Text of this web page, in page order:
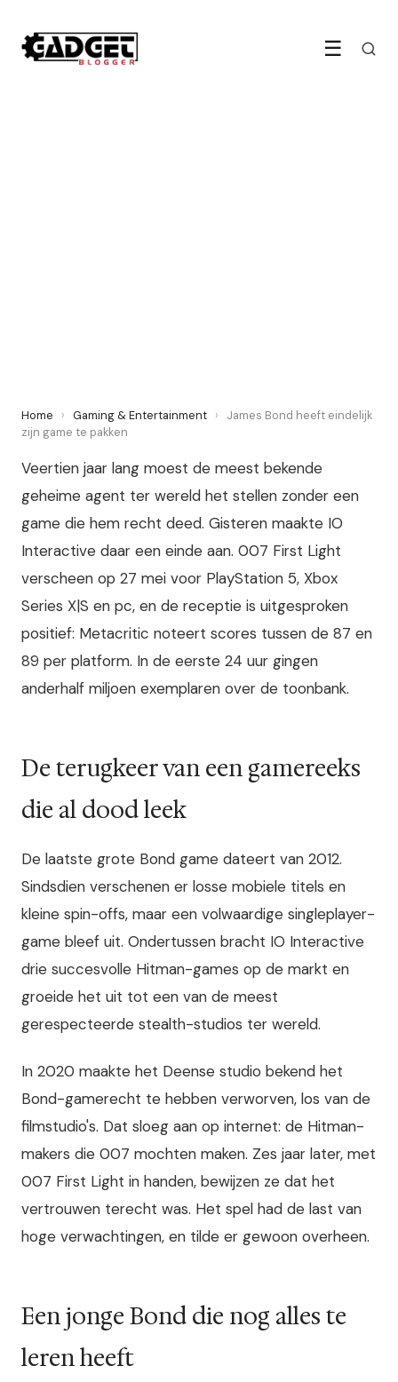
☰
Home › Gaming & Entertainment ›
James Bond heeft eindelijk
zijn game te pakken
Veertien jaar lang moest de meest bekende
geheime agent ter wereld het stellen zonder een
game die hem recht deed. Gisteren maakte IO
Interactive daar een einde aan. 007 First Light
verscheen op 27 mei voor PlayStation 5, Xbox
Series X|S en pc, en de receptie is uitgesproken
positief: Metacritic noteert scores tussen de 87 en
89 per platform. In de eerste 24 uur gingen
anderhalf miljoen exemplaren over de toonbank.
De terugkeer van een gamereeks
die al dood leek
De laatste grote Bond game dateert van 2012.
Sindsdien verschenen er losse mobiele titels en
kleine spin-offs, maar een volwaardige singleplayer-
game bleef uit. Ondertussen bracht IO Interactive
drie succesvolle Hitman-games op de markt en
groeide het uit tot een van de meest
gerespecteerde stealth-studios ter wereld.
In 2020 maakte het Deense studio bekend het
Bond-gamerecht te hebben verworven, los van de
filmstudio's. Dat sloeg aan op internet: de Hitman-
makers die 007 mochten maken. Zes jaar later, met
007 First Light in handen, bewijzen ze dat het
vertrouwen terecht was. Het spel had de last van
hoge verwachtingen, en tilde er gewoon overheen.
Een jonge Bond die nog alles te
leren heeft